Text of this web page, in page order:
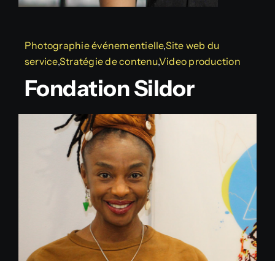
Photographie événementielle,Site web du
service,Stratégie de contenu,Video production
Fondation Sildor